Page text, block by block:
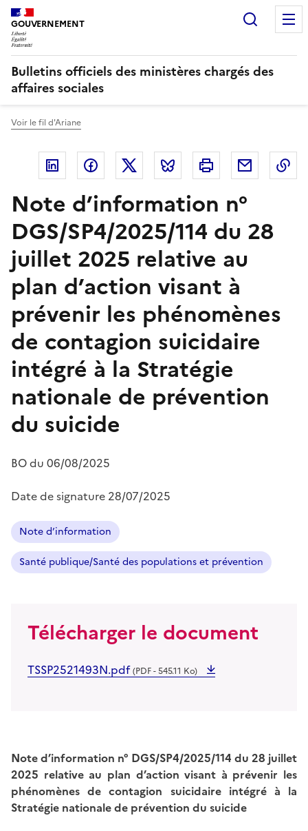
Panneau de gestion des cookies
GOUVERNEMENT
Bulletins officiels des ministères chargés des
affaires sociales
Voir le fil d'Ariane
Linkedin FacebookTwitter Bluesky Imprimer Courriel
Note d’information n°
DGS/SP4/2025/114 du 28
juillet 2025 relative au
plan d’action visant à
prévenir les phénomènes
de contagion suicidaire
intégré à la Stratégie
nationale de prévention
du suicide
BO du 06/08/2025
Date de signature 28/07/2025
Note d’information
Santé publique/Santé des populations et prévention
Télécharger le document
TSSP2521493N.pdf(PDF - 545.11 Ko)
Note d’information n° DGS/SP4/2025/114 du 28 juillet
2025 relative au plan d’action visant à prévenir les
phénomènes de contagion suicidaire intégré à la
Stratégie nationale de prévention du suicide